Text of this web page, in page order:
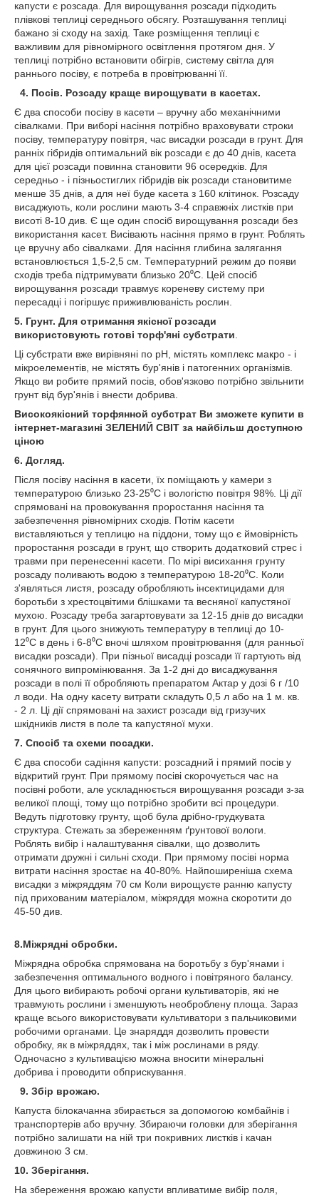
капусти є розсада. Для вирощування розсади підходить
плівкові теплиці середнього обсягу. Розташування теплиці
бажано зі сходу на захід. Таке розміщення теплиці є
важливим для рівномірного освітлення протягом дня. У
теплиці потрібно встановити обігрів, систему світла для
раннього посіву, є потреба в провітрюванні її.
4. Посів. Розсаду краще вирощувати в касетах.
Є два способи посіву в касети – вручну або механічними
сівалками. При виборі насіння потрібно враховувати строки
посіву, температуру повітря, час висадки розсади в грунт. Для
ранніх гібридів оптимальний вік розсади є до 40 днів, касета
для цієї розсади повинна становити 96 осередків. Для
середньо - і пізньостиглих гібридів вік розсади становитиме
менше 35 днів, а для неї буде касета з 160 клітинок. Розсаду
висаджують, коли рослини мають 3-4 справжніх листків при
висоті 8-10 див. Є ще один спосіб вирощування розсади без
використання касет. Висівають насіння прямо в грунт. Роблять
це вручну або сівалками. Для насіння глибина залягання
встановлюється 1,5-2,5 см. Температурний режим до появи
сходів треба підтримувати близько 20⁰С. Цей спосіб
вирощування розсади травмує кореневу систему при
пересадці і погіршує приживлюваність рослин.
5. Грунт. Для отримання якісної розсади
використовують готові торф'яні субстрати
Ці субстрати вже вирівняні по рН, містять комплекс макро - і
мікроелементів, не містять бур'янів і патогенних організмів.
Якщо ви робите прямий посів, обов'язково потрібно звільнити
грунт від бур'янів і внести добрива.
Високоякісний торфянной субстрат Ви зможете купити в
інтернет-магазині ЗЕЛЕНИЙ СВІТ за найбільш доступною
ціною
6. Догляд.
Після посіву насіння в касети, їх поміщають у камери з
температурою близько 23-25⁰С і вологістю повітря 98%. Ці дії
спрямовані на провокування проростання насіння та
забезпечення рівномірних сходів. Потім касети
виставляються у теплицю на піддони, тому що є ймовірність
проростання розсади в грунт, що створить додатковий стрес і
травми при перенесенні касети. По мірі висихання грунту
розсаду поливають водою з температурою 18-20⁰С. Коли
з'являться листя, розсаду обробляють інсектицидами для
боротьби з хрестоцвітими блішками та весняної капустяної
мухою. Розсаду треба загартовувати за 12-15 днів до висадки
в грунт. Для цього знижують температуру в теплиці до 10-
12⁰С в день і 6-8⁰С вночі шляхом провітрювання (для ранньої
висадки розсади). При пізньої висадці розсади її гартують від
сонячного випромінювання. За 1-2 дні до висаджування
розсади в полі її обробляють препаратом Актар у дозі 6 г /10
л води. На одну касету витрати складуть 0,5 л або на 1 м. кв.
- 2 л. Ці дії спрямовані на захист розсади від гризучих
шкідників листя в поле та капустяної мухи.
7. Спосіб та схеми посадки.
Є два способи садіння капусти: розсадний і прямий посів у
відкритий грунт. При прямому посіві скорочується час на
посівні роботи, але ускладнюється вирощування розсади з-за
великої площі, тому що потрібно зробити всі процедури.
Ведуть підготовку грунту, щоб була дрібно-грудкувата
структура. Стежать за збереженням ґрунтової вологи.
Роблять вибір і налаштування сівалки, що дозволить
отримати дружні і сильні сходи. При прямому посіві норма
витрати насіння зростає на 40-80%. Найпоширеніша схема
висадки з міжряддям 70 см Коли вирощуєте ранню капусту
під прихованим матеріалом, міжряддя можна скоротити до
45-50 див.
8.Міжрядні обробки.
Міжрядна обробка спрямована на боротьбу з бур'янами і
забезпечення оптимального водного і повітряного балансу.
Для цього вибирають робочі органи культиваторів, які не
травмують рослини і зменшують необроблену площа. Зараз
краще всього використовувати культиватори з пальчиковими
робочими органами. Це знаряддя дозволить провести
обробку, як в міжряддях, так і між рослинами в ряду.
Одночасно з культивацією можна вносити мінеральні
добрива і проводити обприскування.
9. Збір врожаю.
Капуста білокачанна збирається за допомогою комбайнів і
транспортерів або вручну. Збираючи головки для зберігання
потрібно залишати на ній три покривних листків і качан
довжиною 3 см.
10. Зберігання.
На збереження врожаю капусти впливатиме вибір поля,